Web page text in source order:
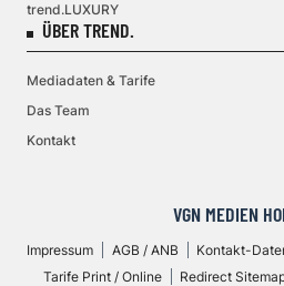
trend.LUXURY
ÜBER TREND.
Mediadaten & Tarife
Das Team
Kontakt
VGN MEDIEN
Impressum AGB / ANB Kontakt-
Tarife Print / Online
Redirect